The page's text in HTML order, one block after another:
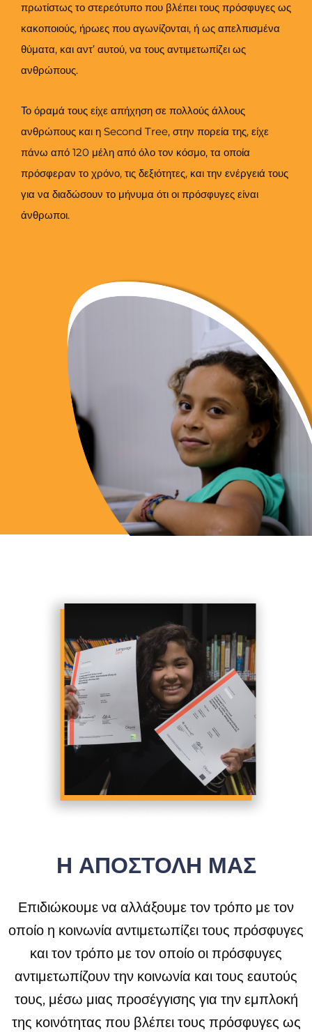
πρωτίστως το στερεότυπο που βλέπει τους πρόσφυγες ως
κακοποιούς, ήρωες που αγωνίζονται, ή ως απελπισμένα
θύματα, και αντ’ αυτού, να τους αντιμετωπίζει ως
ανθρώπους.
Το όραμά τους είχε απήχηση σε πολλούς άλλους
ανθρώπους και η Second Tree, στην πορεία της, είχε
πάνω από 120 μέλη από όλο τον κόσμο, τα οποία
πρόσφεραν το χρόνο, τις δεξιότητες, και την ενέργειά τους
για να διαδώσουν το μήνυμα ότι οι πρόσφυγες είναι
άνθρωποι.
Η ΑΠΟΣΤΟΛΗ ΜΑΣ
Επιδιώκουμε να αλλάξουμε τον τρόπο με τον
οποίο η κοινωνία αντιμετωπίζει τους πρόσφυγες
και τον τρόπο με τον οποίο οι πρόσφυγες
αντιμετωπίζουν την κοινωνία και τους εαυτούς
τους, μέσω μιας προσέγγισης για την εμπλοκή
της κοινότητας που βλέπει τους πρόσφυγες ως